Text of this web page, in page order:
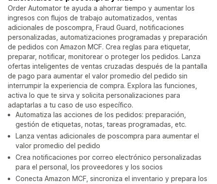
Order Automator te ayuda a ahorrar tiempo y aumentar los
ingresos con flujos de trabajo automatizados, ventas
adicionales de poscompra, Fraud Guard, notificaciones
personalizadas, automatizaciones programadas y preparación
de pedidos con Amazon MCF. Crea reglas para etiquetar,
preparar, notificar, monitorear o proteger los pedidos. Lanza
ofertas inteligentes de ventas cruzadas después de la pantalla
de pago para aumentar el valor promedio del pedido sin
interrumpir la experiencia de compra. Explora las funciones,
activa lo que te sirva y solicita personalizaciones para
adaptarlas a tu caso de uso específico.
Automatiza las acciones de los pedidos: preparación,
gestión de etiquetas, notas, tareas programadas, etc.
Lanza ventas adicionales de poscompra para aumentar el
valor promedio del pedido
Crea notificaciones por correo electrónico personalizadas
para el personal, los proveedores y los socios
Conecta Amazon MCF, sincroniza el inventario y prepara los